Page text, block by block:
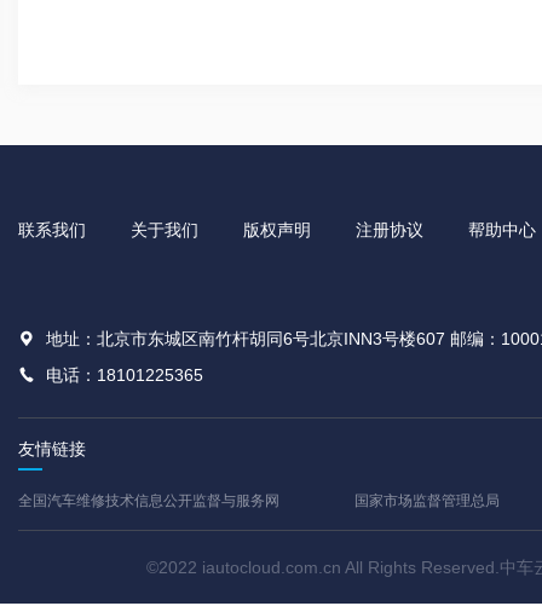
联系我们 关于我们 版权声明 注册协议 帮助中心
地址：北京市东城区南竹杆胡同6号北京INN3号楼607 邮编：
电话：18101225365
友情链接
全国汽车维修技术信息公开监督与服务网 国家市场监督管理总局
©2022 iautocloud.com.cn All Rights Reserved.中